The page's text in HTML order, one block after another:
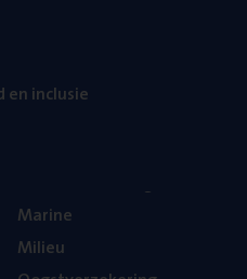
inclusie
Mari­ne
Mili­eu